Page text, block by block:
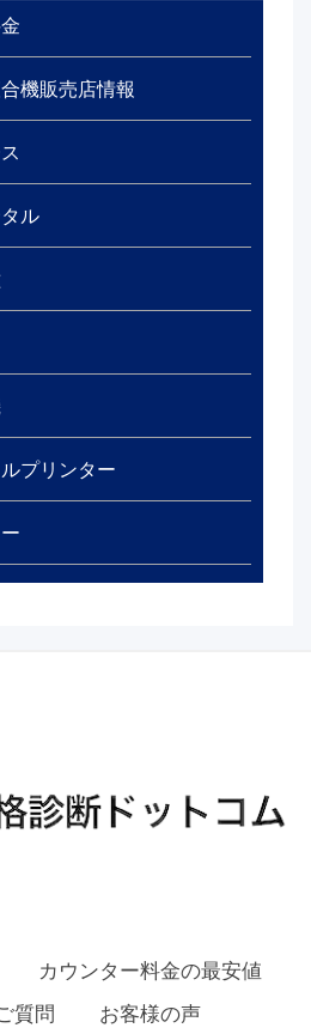
機販売店情報
ル
プリンター
カウンター料金の最安値
質問
お客様の声